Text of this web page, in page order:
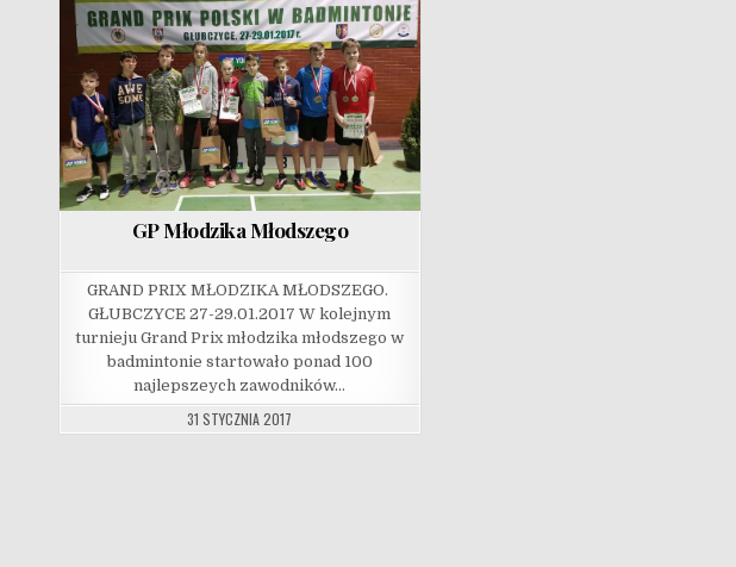
GP Młodzika Młodszego
GRAND PRIX MŁODZIKA MŁODSZEGO.
GŁUBCZYCE 27-29.01.2017 W kolejnym
turnieju Grand Prix młodzika młodszego w
badmintonie startowało ponad 100
najlepszeych zawodników…
31 STYCZNIA 2017